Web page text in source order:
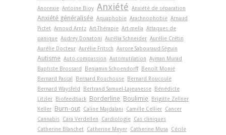
Anorexie Antoine Bioy Anxiété Anxiété de séparation
Anxiété généralisée Aquaphobie Arachnophobie Arnaud
Pictet Arnoud Arntz Art-Thérapie Art-­mella Attaques de
panique Audrey Donatoni Aurélia Schneider Aurélie Crétin
Aurélie Docteur Aurélie Fritsch Aurore Sabouraud-Séguin
Autisme Auto-compassion Automutilation Ayman Murad
Baptiste Brossard
Benjamin Schoendorff Benoît Monié
Bernard Pascal
Bernard Rouchouse Bernard Roucoule
Bernard Waysfeld
Bertrand Samuel-Lajeunesse Bénédicte
Litzler Biofeedback Borderline Boulimie Brigitte Zellner
Keller Burn-out Caline Majdalani Camille Cellier Cancer
Cannabis Cara Verdellen Cardiologie Cas cliniques
Catherine Blanchet Catherine Meyer Catherine Musa
Cécile